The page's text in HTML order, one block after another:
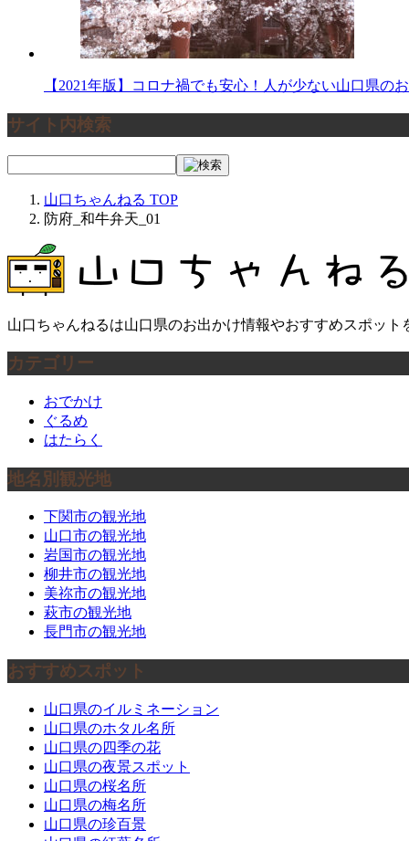
【2021年版】コロナ禍でも安心！人が少ない山口県の
サイト内検索
山口ちゃんねる TOP
防府_和牛弁天_01
山口ちゃんねるは山口県のお出かけ情報やおすすめスポッ
カテゴリー
おでかけ
ぐるめ
はたらく
地名別観光地
下関市の観光地
山口市の観光地
岩国市の観光地
柳井市の観光地
美祢市の観光地
萩市の観光地
長門市の観光地
おすすめスポット
山口県のイルミネーション
山口県のホタル名所
山口県の四季の花
山口県の夜景スポット
山口県の桜名所
山口県の梅名所
山口県の珍百景